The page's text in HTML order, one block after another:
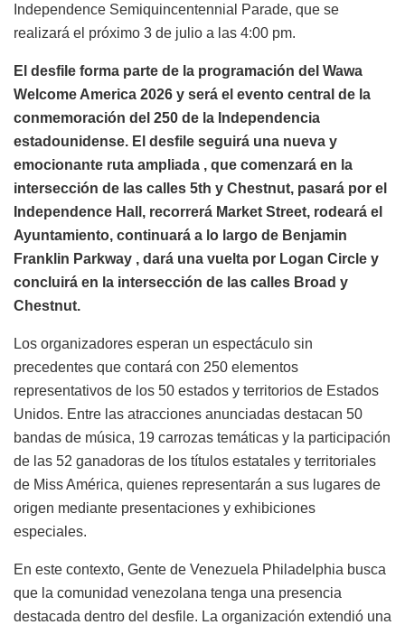
Independence Semiquincentennial Parade, que se
realizará el próximo 3 de julio a las 4:00 pm.
El desfile forma parte de la programación del Wawa
Welcome America 2026 y será el evento central de la
conmemoración del 250 de la Independencia
estadounidense. El desfile seguirá una nueva y
emocionante ruta ampliada , que comenzará en la
intersección de las calles 5th y Chestnut, pasará por el
Independence Hall, recorrerá Market Street, rodeará el
Ayuntamiento, continuará a lo largo de Benjamin
Franklin Parkway , dará una vuelta por Logan Circle y
concluirá en la intersección de las calles Broad y
Chestnut.
Los organizadores esperan un espectáculo sin
precedentes que contará con 250 elementos
representativos de los 50 estados y territorios de Estados
Unidos. Entre las atracciones anunciadas destacan 50
bandas de música, 19 carrozas temáticas y la participación
de las 52 ganadoras de los títulos estatales y territoriales
de Miss América, quienes representarán a sus lugares de
origen mediante presentaciones y exhibiciones
especiales.
En este contexto, Gente de Venezuela Philadelphia busca
que la comunidad venezolana tenga una presencia
destacada dentro del desfile. La organización extendió una